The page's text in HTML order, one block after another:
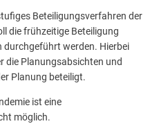
Beteiligungsverfahren der
die frühzeitige Beteiligung
durchgeführt werden. Hierbei
die Planungsabsichten und
Planung beteiligt.
ist eine
möglich.